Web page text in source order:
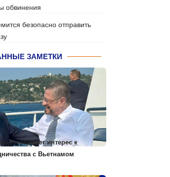
обвинения
безопасно отправить
ЗАМЕТКИ
интерес к
с Вьетнамом